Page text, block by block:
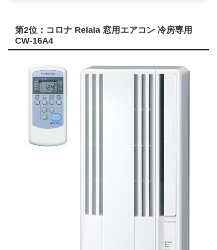
第2位：コロナ Relala 窓用エアコン 冷房専用
CW-16A4